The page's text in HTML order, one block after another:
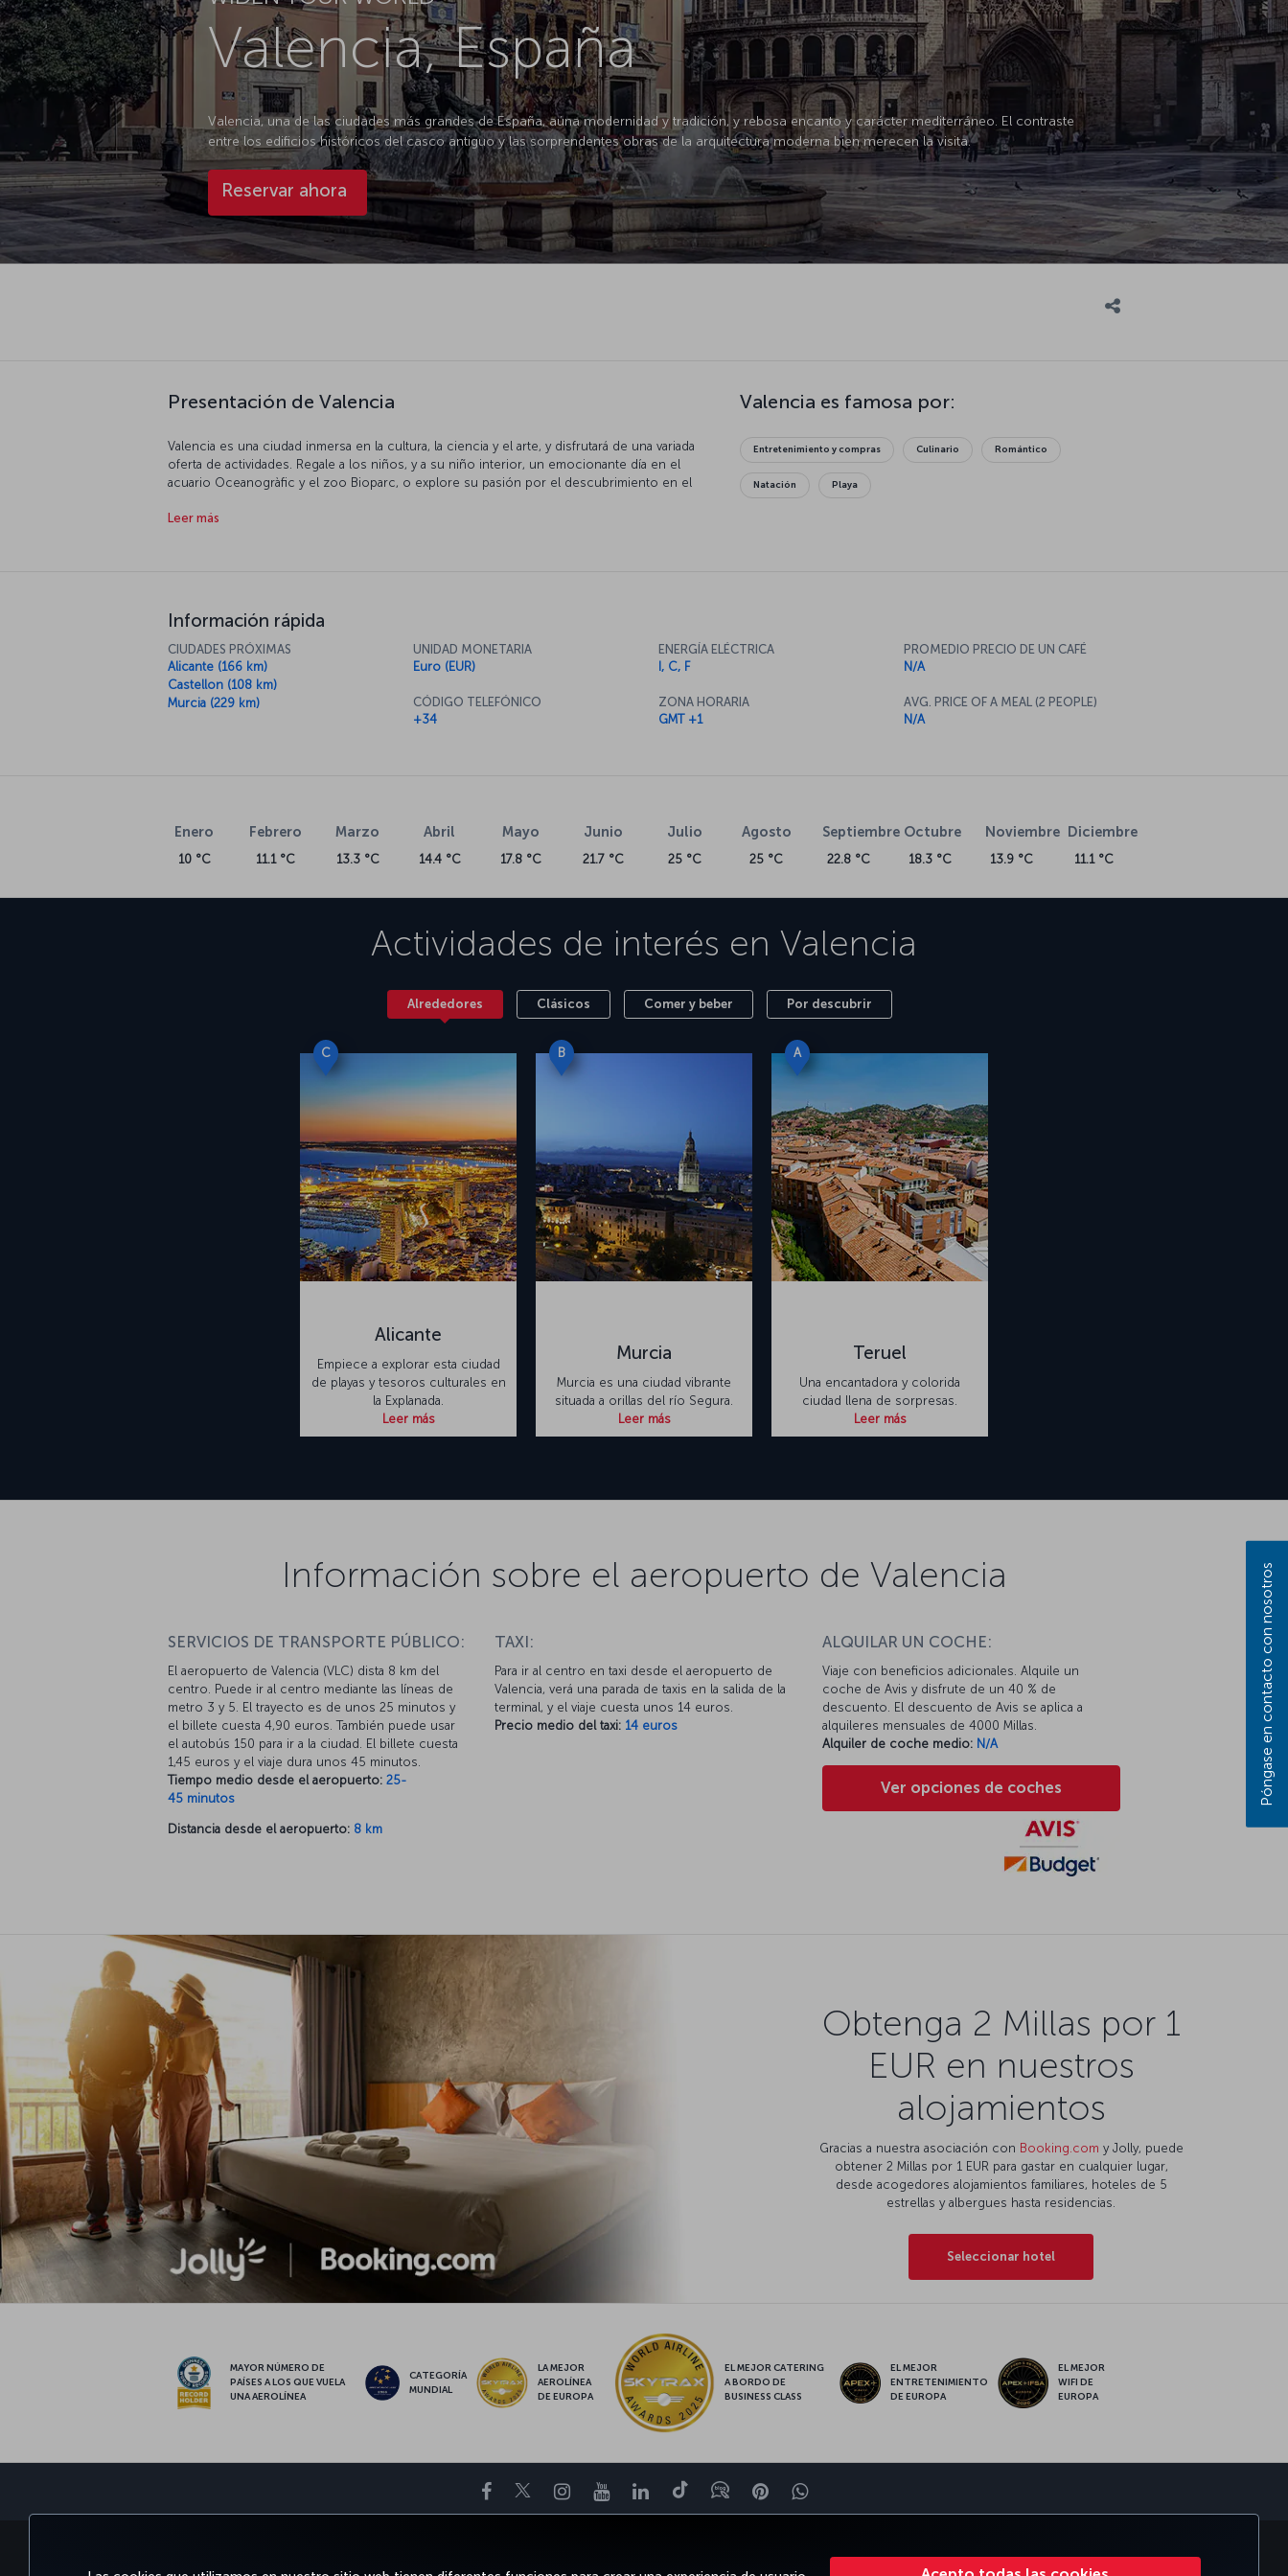
Valencia, España
Valencia, una de las ciudades más grandes de España, aúna modernidad y tradición, y rebosa encanto y carácter mediterráneo. El contraste
entre los edificios históricos del casco antiguo y las sorprendentes obras de la arquitectura moderna bien merecen la visita.
Reservar ahora
Presentación de Valencia
Valencia es una ciudad inmersa en la cultura, la ciencia y el arte, y disfrutará de una variada
oferta de actividades. Regale a los niños, y a su niño interior, un emocionante día en el
acuario Oceanogràfic y el zoo Bioparc, o explore su pasión por el descubrimiento en el
asombrosas colecciones en el Palacio de las Artes Reina Sofía y el Instituto Valenciano de
Leer más
Valencia es famosa por:
Entretenimiento y compras Culinario Romántico
Natación Playa
Información rápida
CIUDADES PRÓXIMAS
Alicante (166 km)
Castellon (108 km)
Murcia (229 km)
UNIDAD MONETARIA
Euro (EUR)
CÓDIGO TELEFÓNICO
+34
ENERGÍA ELÉCTRICA
I, C, F
ZONA HORARIA
GMT +1
PROMEDIO PRECIO DE UN CAFÉ
N/A
AVG. PRICE OF A MEAL (2 PEOPLE)
N/A
Enero
10 °C
Febrero
11.1 °C
Marzo
13.3 °C
Abril
14.4 °C
Mayo
17.8 °C
Junio
21.7 °C
Julio
25 °C
Agosto
25 °C
Septiembre
22.8 °C
Octubre
18.3 °C
Noviembre
13.9 °C
Diciembre
11.1 °C
Actividades de interés en Valencia
Alrededores Clásicos Comer y beber Por descubrir
C
Alicante
Empiece a explorar esta ciudad
de playas y tesoros culturales en
la Explanada.
Leer más
B
Murcia
Murcia es una ciudad vibrante
situada a orillas del río Segura.
Leer más
A
Teruel
Una encantadora y colorida
ciudad llena de sorpresas.
Leer más
Información sobre el aeropuerto de Valencia
SERVICIOS DE TRANSPORTE PÚBLICO:
El aeropuerto de Valencia (VLC) dista 8 km del
centro. Puede ir al centro mediante las líneas de
metro 3 y 5. El trayecto es de unos 25 minutos y
el billete cuesta 4,90 euros. También puede usar
el autobús 150 para ir a la ciudad. El billete cuesta
1,45 euros y el viaje dura unos 45 minutos.
Tiempo medio desde el aeropuerto: 25-
45 minutos
Distancia desde el aeropuerto: 8 km
TAXI:
Para ir al centro en taxi desde el aeropuerto de
Valencia, verá una parada de taxis en la salida de la
terminal, y el viaje cuesta unos 14 euros.
Precio medio del taxi: 14 euros
ALQUILAR UN COCHE:
Viaje con beneficios adicionales. Alquile un
coche de Avis y disfrute de un 40 % de
descuento. El descuento de Avis se aplica a
alquileres mensuales de 4000 Millas.
Alquiler de coche medio: N/A
Ver opciones de coches
Obtenga 2 Millas por 1
EUR en nuestros
alojamientos
Gracias a nuestra asociación con Booking.com y Jolly, puede
obtener 2 Millas por 1 EUR para gastar en cualquier lugar,
desde acogedores alojamientos familiares, hoteles de 5
estrellas y albergues hasta residencias.
Seleccionar hotel
MAYOR NÚMERO DE
PAÍSES A LOS QUE VUELA
UNA AEROLÍNEA
CATEGORÍA
MUNDIAL
LA MEJOR
AEROLÍNEA
DE EUROPA
EL MEJOR CATERING
A BORDO DE
BUSINESS CLASS
EL MEJOR
ENTRETENIMIENTO
DE EUROPA
EL MEJOR
WIFI DE
EUROPA
Facebook
TwitterInstagram
YouTubeLinkedIn
TikTokBlogPinterestWhatsApp
Póngase en contacto con nosotros